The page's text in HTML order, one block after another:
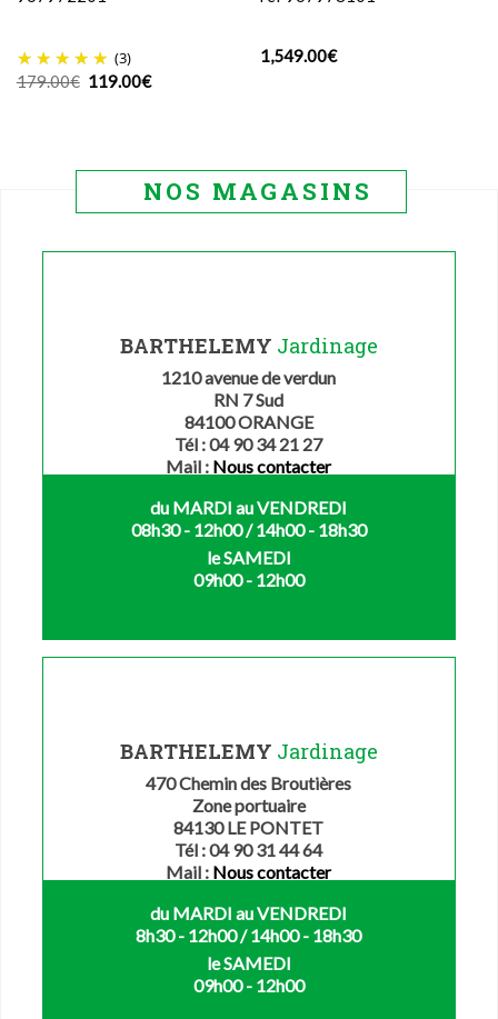
(3)
179.00€ Le
prix
119.00€Le
prix
1,549.00€
NOS MAGASINS
BARTHELEMY Jardinage
1210 avenue de verdun
RN 7 Sud
84100 ORANGE
Tél : 04 90 34 21 27
Mail : Nous contacter
du MARDI au VENDREDI
08h30 - 12h00 / 14h00 - 18h30
le SAMEDI
09h00 - 12h00
BARTHELEMY Jardinage
470 Chemin des Broutières
Zone portuaire
84130 LE PONTET
Tél : 04 90 31 44 64
Mail : Nous contacter
du MARDI au VENDREDI
8h30 - 12h00 / 14h00 - 18h30
le SAMEDI
09h00 - 12h00